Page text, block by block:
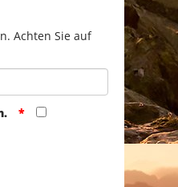
Achten Sie auf